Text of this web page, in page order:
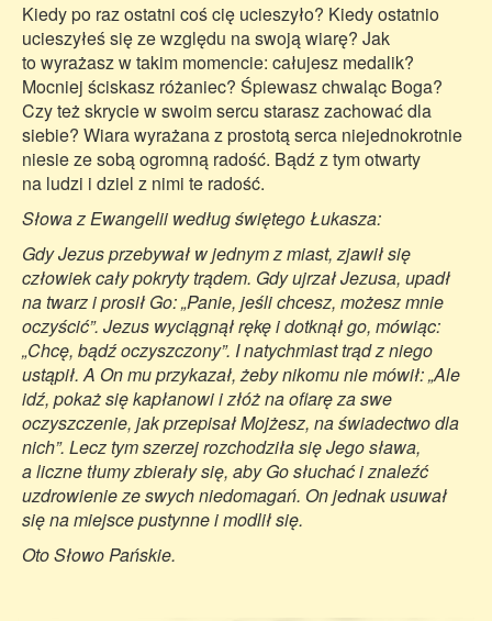
Kiedy po raz ostatni coś cię ucieszyło? Kiedy ostatnio
ucieszyłeś się ze względu na swoją wiarę? Jak
to wyrażasz w takim momencie: całujesz medalik?
Mocniej ściskasz różaniec? Śpiewasz chwaląc Boga?
Czy też skrycie w swoim sercu starasz zachować dla
siebie? Wiara wyrażana z prostotą serca niejednokrotnie
niesie ze sobą ogromną radość. Bądź z tym otwarty
na ludzi i dziel z nimi te radość.
Słowa z Ewangelii według świętego Łukasza:
Gdy Jezus przebywał w jednym z miast, zjawił się
człowiek cały pokryty trądem. Gdy ujrzał Jezusa, upadł
na twarz i prosił Go: „Panie, jeśli chcesz, możesz mnie
oczyścić”. Jezus wyciągnął rękę i dotknął go, mówiąc:
„Chcę, bądź oczyszczony”. I natychmiast trąd z niego
ustąpił. A On mu przykazał, żeby nikomu nie mówił: „Ale
idź, pokaż się kapłanowi i złóż na ofiarę za swe
oczyszczenie, jak przepisał Mojżesz, na świadectwo dla
nich”. Lecz tym szerzej rozchodziła się Jego sława,
a liczne tłumy zbierały się, aby Go słuchać i znaleźć
uzdrowienie ze swych niedomagań. On jednak usuwał
się na miejsce pustynne i modlił się.
Oto Słowo Pańskie.